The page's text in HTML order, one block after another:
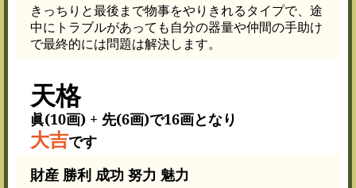
きっちりと最後まで物事をやりきれるタイプで、途
中にトラブルがあっても自分の器量や仲間の手助け
で最終的には問題は解決します。
天格
眞(10画) + 先(6画)で16画となり
大吉です
財産 勝利 成功 努力 魅力